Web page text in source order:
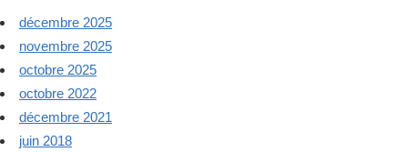
décembre 2025
novembre 2025
octobre 2025
octobre 2022
décembre 2021
juin 2018